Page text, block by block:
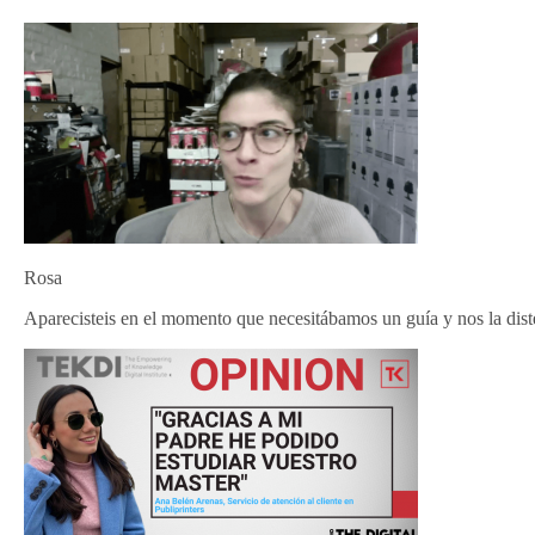
Rosa
Aparecisteis en el momento que necesitábamos un guía y nos la